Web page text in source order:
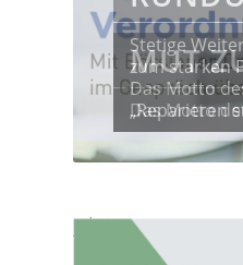
Stetige
zum starken
Das Motto
„Reparieren